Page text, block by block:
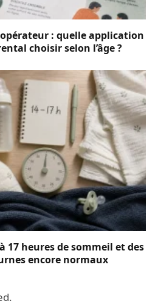
: quelle application
choisir selon l’âge ?
17 heures de sommeil et des
encore normaux